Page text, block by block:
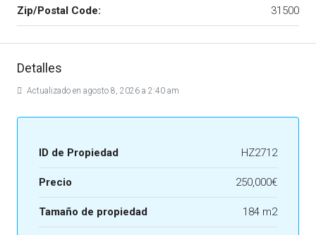
Zip/Postal Code: 31500
Detalles
Actualizado en agosto 8, 2026 a 2:40 am
ID de Propiedad HZ2712
Precio 250,000€
Tamaño de propiedad 184 m2